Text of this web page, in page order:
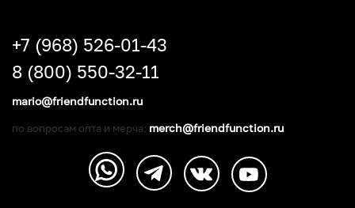
+7 (968) 526-01-43
8 (800) 550-32-11
mario@friendfunction.ru
по вопросам опта и мерча: merch@friendfunction.ru